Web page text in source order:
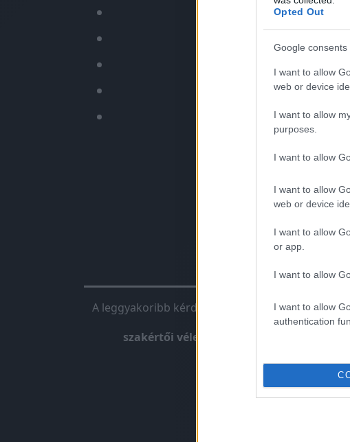
Opted Out
Google consents
I want to allow
web or device
I want to allow
purposes.
I want to allow
I want to allow
web or device
I want to allow
or app.
I want to allow
I want to allow
authentication
Nyomaték-
✅
✅
✅ Nem
→
Chiptuning
A leggyakoribb kérdés, amit kapunk. A
szakértői véleményünk: